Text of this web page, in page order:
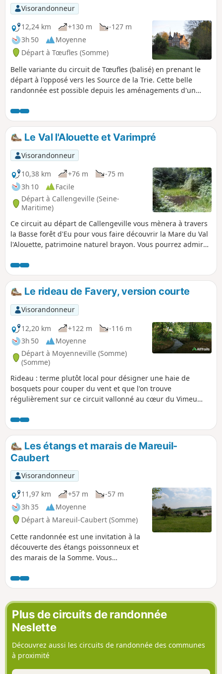
forestier.
Visorandonneur
12,24 km
+130 m
-127 m
3h 50
Moyenne
Départ à Tœufles (Somme)
Belle variante du circuit de Tœufles (balisé) en prenant le
départ à l'opposé vers les Source de la Trie. Cette belle
randonnée est possible depuis les aménagements d'un
Communauté de Communes du Vimeu.
Le Val l'Alouette et Varimpré
Visorandonneur
10,38 km
+76 m
-75 m
3h 10
Facile
Départ à Callengeville (Seine-
Maritime)
Ce circuit au départ de Callengeville vous mènera à travers
la Basse forêt d'Eu pour vous faire découvrir la Mare du Val
l'Alouette, patrimoine naturel brayon. Vous pourrez admirer
les Douglas dans l'arboretum. Au retour, vous passerez
devant l'ancienne verrerie de Varimpré et le parc éolien.
Le rideau de Favery, version courte
Visorandonneur
12,20 km
+122 m
-116 m
3h 50
Moyenne
Départ à Moyenneville (Somme)
(Somme)
Rideau : terme plutôt local pour désigner une haie de
bosquets pour couper du vent et que l'on trouve
régulièrement sur ce circuit vallonné au cœur du Vimeu
près du manoir de Chaussoy qu'il ne faut pas manquer
d'admirer, avant d'entreprendre une belle grimpette en
sous-bois. Ce circuit est balisé par le département, cette
version est raccourcie.
Les étangs et marais de Mareuil-
Caubert
Visorandonneur
11,97 km
+57 m
-57 m
3h 35
Moyenne
Départ à Mareuil-Caubert (Somme)
Cette randonnée est une invitation à la
découverte des étangs poissonneux et
des marais de la Somme. Vous
la flore (fritillaire sauvage)
caractéristiques de la région.
Plus de circuits de randonnée
Neslette
Découvrez aussi les circuits de randonnée des communes
à proximité